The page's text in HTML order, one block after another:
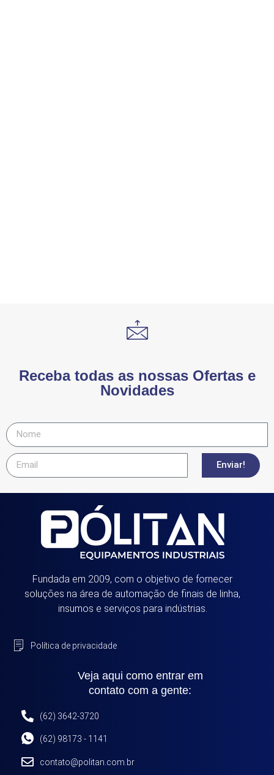
Receba todas as nossas Ofertas e
Novidades
Enviar!
Fundada em 2009, com o objetivo de fornecer
soluções na área de automação de finais de linha,
insumos e serviços para indústrias.
Política de privacidade
Veja aqui como entrar em
contato com a gente:
(62) 3642-3720
(62) 98173 - 1141
contato@politan.com.br